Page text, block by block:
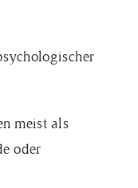
meist als
oder